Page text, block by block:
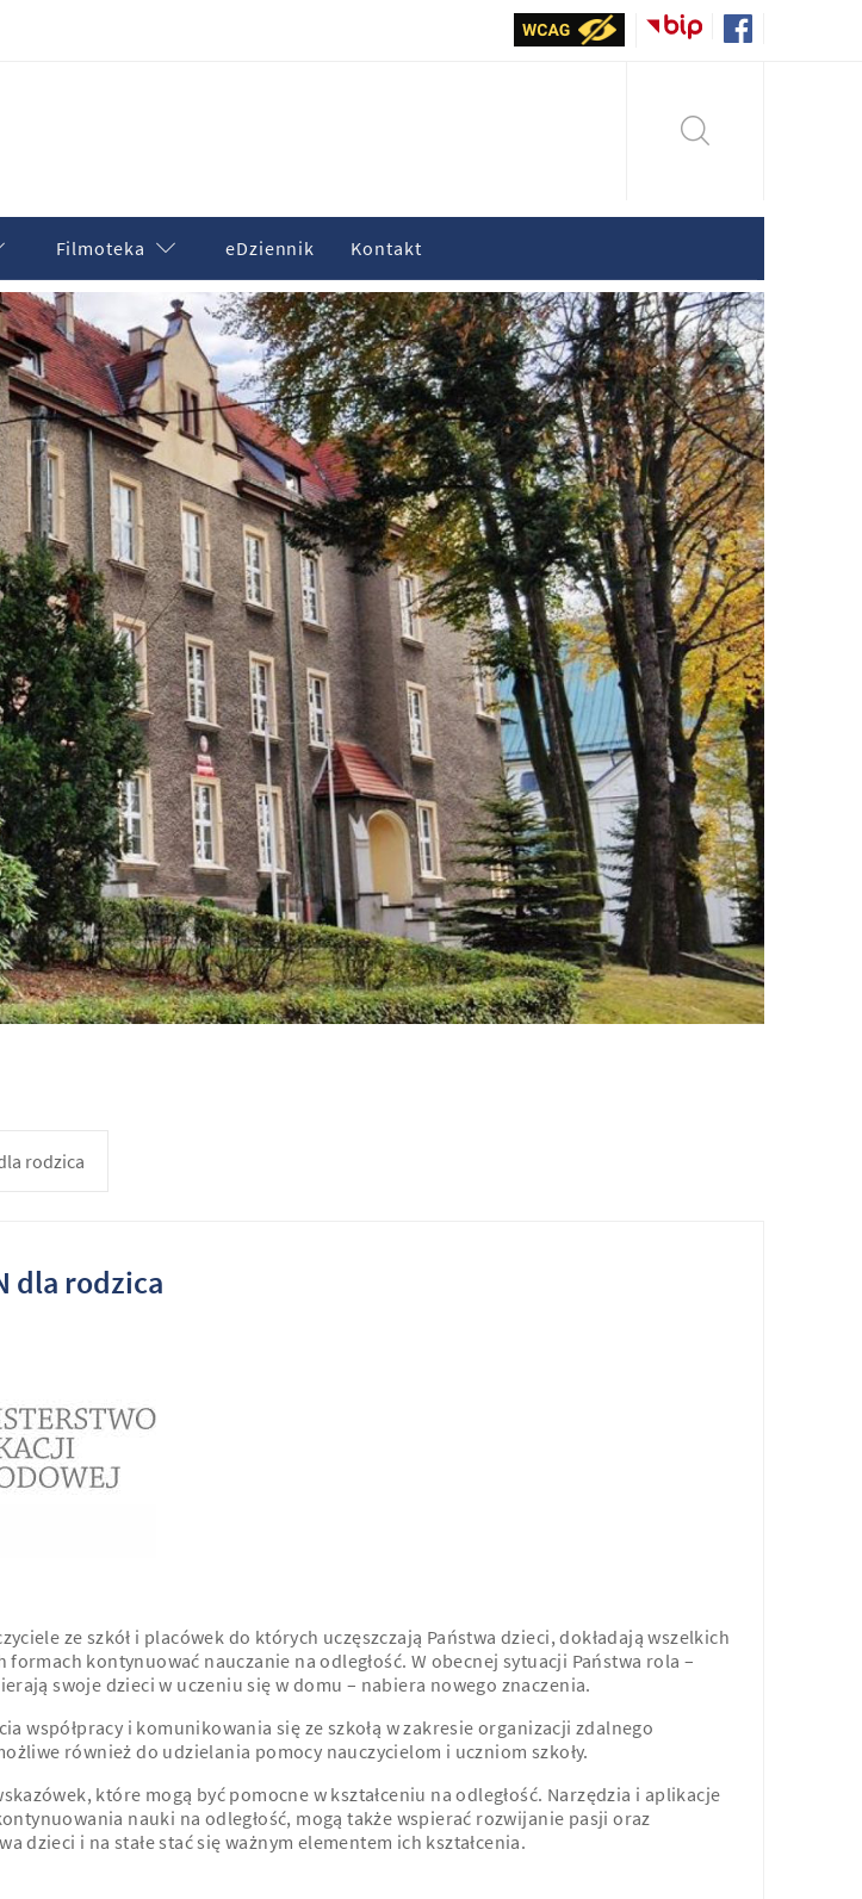
Filmoteka eDziennik Kontakt
rodzica
dla rodzica
ze szkół i placówek do których uczęszczają Państwa dzieci, dokładają wszelkich
formach kontynuować nauczanie na odległość. W obecnej sytuacji Państwa rola –
swoje dzieci w uczeniu się w domu – nabiera nowego znaczenia.
współpracy i komunikowania się ze szkołą w zakresie organizacji zdalnego
również do udzielania pomocy nauczycielom i uczniom szkoły.
które mogą być pomocne w kształceniu na odległość. Narzędzia i aplikacje
nauki na odległość, mogą także wspierać rozwijanie pasji oraz
dzieci i na stałe stać się ważnym elementem ich kształcenia.